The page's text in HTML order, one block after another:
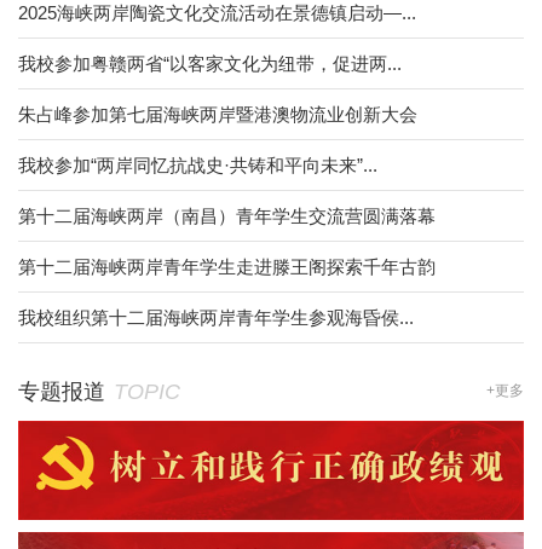
2025海峡两岸陶瓷文化交流活动在景德镇启动—...
我校参加粤赣两省“以客家文化为纽带，促进两...
朱占峰参加第七届海峡两岸暨港澳物流业创新大会
我校参加“两岸同忆抗战史·共铸和平向未来”...
第十二届海峡两岸（南昌）青年学生交流营圆满落幕
第十二届海峡两岸青年学生走进滕王阁探索千年古韵
我校组织第十二届海峡两岸青年学生参观海昏侯...
专题报道 TOPIC +更多